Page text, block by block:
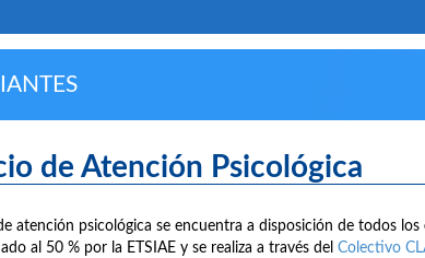
de Atención Psicológica
atención psicológica se encuentra a disposición de todos los
al 50 % por la ETSIAE y se realiza a través del Colectivo